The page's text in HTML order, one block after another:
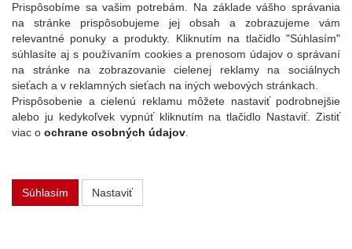
O nás
Kontakt
Služby
Aktuality
NOVINKY NA EMAIL
Prihlásiť
Viac informácií o tejto službe
Copyright
Prispôsobíme sa vašim potrebám. Na základe vášho správania
na stránke prispôsobujeme jej obsah a zobrazujeme vám
relevantné ponuky a produkty. Kliknutím na tlačidlo "Súhlasím"
súhlasíte aj s používaním cookies a prenosom údajov o správaní
na stránke na zobrazovanie cielenej reklamy na sociálnych
sieťach a v reklamných sieťach na iných webových stránkach.
Prispôsobenie a cielenú reklamu môžete nastaviť podrobnejšie
alebo ju kedykoľvek vypnúť kliknutím na tlačidlo Nastaviť. Zistiť
viac o ochrane osobných údajov
Súhlasím Nastaviť